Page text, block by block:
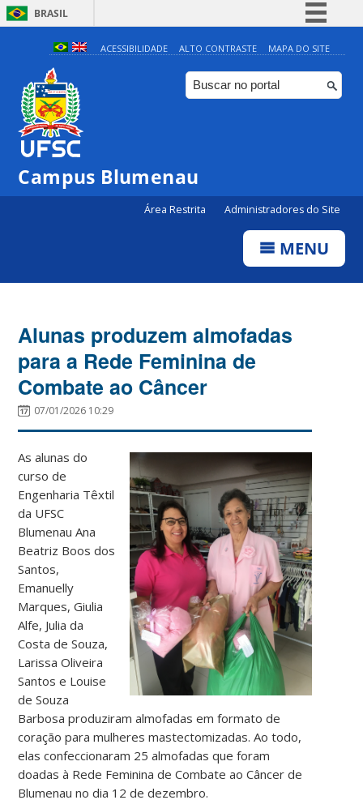
BRASIL
Simplifique!
Comunica BR
Participe
ACESSIBILIDADE ALTO CONTRASTE MAPA DO SITE
Campus Blumenau
Área Restrita Administradores do Site
MENU
Alunas produzem almofadas
para a Rede Feminina de
Combate ao Câncer
07/01/2026 10:29
As alunas do
curso de
Engenharia Têxtil
da UFSC
Blumenau Ana
Beatriz Boos dos
Santos,
Emanuelly
Marques, Giulia
Alfe, Julia da
Costa de Souza,
Larissa Oliveira
Santos e Louise
de Souza
Barbosa produziram almofadas em formato de
coração para mulheres mastectomizadas. Ao todo,
elas confeccionaram 25 almofadas que foram
doadas à Rede Feminina de Combate ao Câncer de
Blumenau no dia 12 de dezembro.